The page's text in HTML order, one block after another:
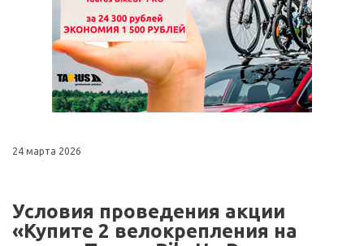
24 марта 2026
Условия проведения акции
«Купите 2 велокрепления на